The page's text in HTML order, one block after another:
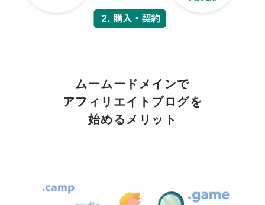
ムームードメインで
アフィリエイトブログを
始めるメリット